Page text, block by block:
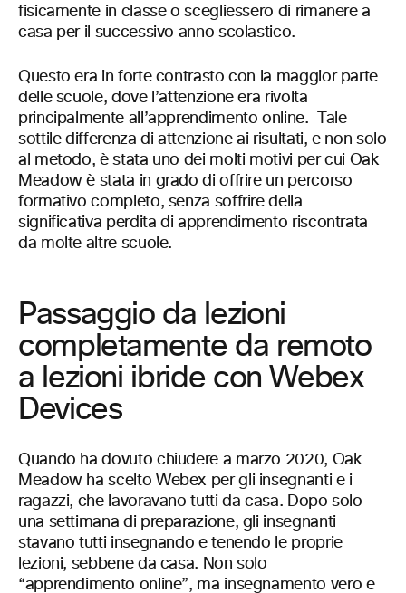
fisicamente in classe o scegliessero di rimanere a
casa per il successivo anno scolastico.
Questo era in forte contrasto con la maggior parte
delle scuole, dove l’attenzione era rivolta
principalmente all’apprendimento online. Tale
sottile differenza di attenzione ai risultati, e non solo
al metodo, è stata uno dei molti motivi per cui Oak
Meadow è stata in grado di offrire un percorso
formativo completo, senza soffrire della
significativa perdita di apprendimento riscontrata
da molte altre scuole.
Passaggio da lezioni
completamente da remoto
a lezioni ibride con Webex
Devices
Quando ha dovuto chiudere a marzo 2020, Oak
Meadow ha scelto Webex per gli insegnanti e i
ragazzi, che lavoravano tutti da casa. Dopo solo
una settimana di preparazione, gli insegnanti
stavano tutti insegnando e tenendo le proprie
lezioni, sebbene da casa. Non solo
“apprendimento online”, ma insegnamento vero e